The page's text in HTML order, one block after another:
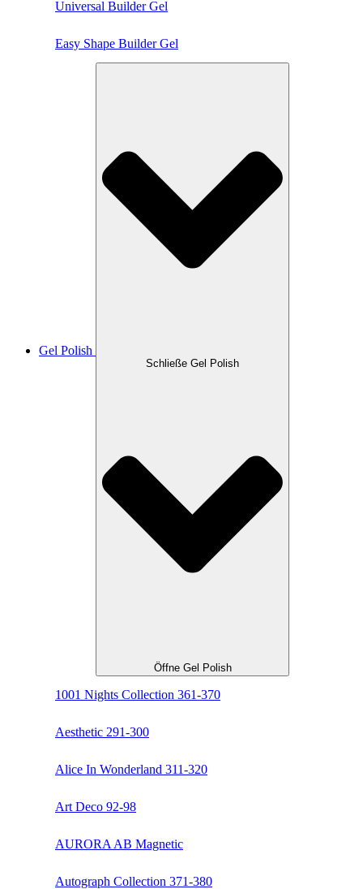
Universal Builder Gel
Easy Shape Builder Gel
Gel Polish
Schließe Gel Polish
Öffne Gel Polish
1001 Nights Collection 361-370
Aesthetic 291-300
Alice In Wonderland 311-320
Art Deco 92-98
AURORA AB Magnetic
Autograph Collection 371-380